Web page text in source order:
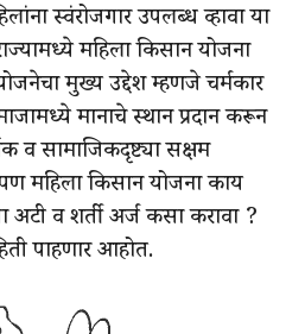
स्वंरोजगार उपलब्ध व्हावा या
महिला किसान योजना
मुख्य उद्देश म्हणजे चर्मकार
मानाचे स्थान प्रदान करून
व सामाजिकदृष्ट्या सक्षम
महिला किसान योजना काय
अटी व शर्ती अर्ज कसा करावा ?
पाहणार आहोत.